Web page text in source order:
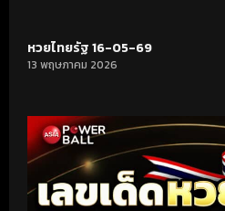
หวยไทยรัฐ 16-05-69
13 พฤษภาคม 2026